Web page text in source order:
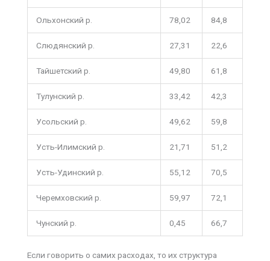
Ольхонский р. 78,02 84,8
Слюдянский р. 27,31 22,6
Тайшетский р. 49,80 61,8
Тулунский р. 33,42 42,3
Усольский р. 49,62 59,8
Усть-Илимский р. 21,71 51,2
Усть-Удинский р. 55,12 70,5
Черемховский р. 59,97 72,1
Чунский р. 0,45 66,7
Если говорить о самих расходах, то их структура